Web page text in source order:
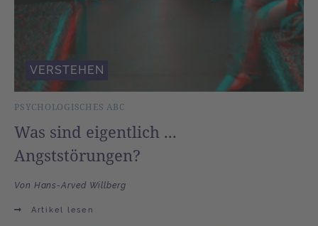
PSYCHOLOGISCHES ABC
Was sind eigentlich ...
Angststörungen?
Von Hans-Arved Willberg
Artikel lesen
VERSTEHEN